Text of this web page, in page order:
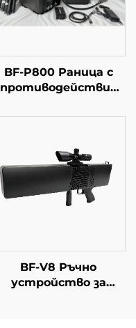
BF-P800 Раница с
противодействие
BF-V8 Ръчно
устройство за